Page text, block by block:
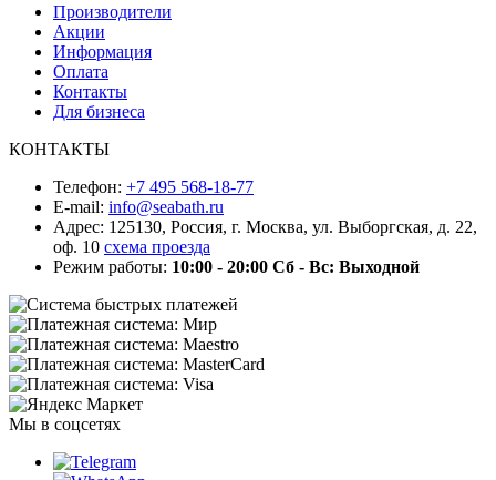
Производители
Акции
Информация
Оплата
Контакты
Для бизнеса
КОНТАКТЫ
Телефон: +7 495 568-18-77
E-mail: info@seabath.ru
Адрес: 125130, Россия, г. Москва, ул. Выборгская, д. 22,
оф. 10 схема проезда
Режим работы: 10:00 - 20:00 Сб - Вс: Выходной
Мы в соцсетях